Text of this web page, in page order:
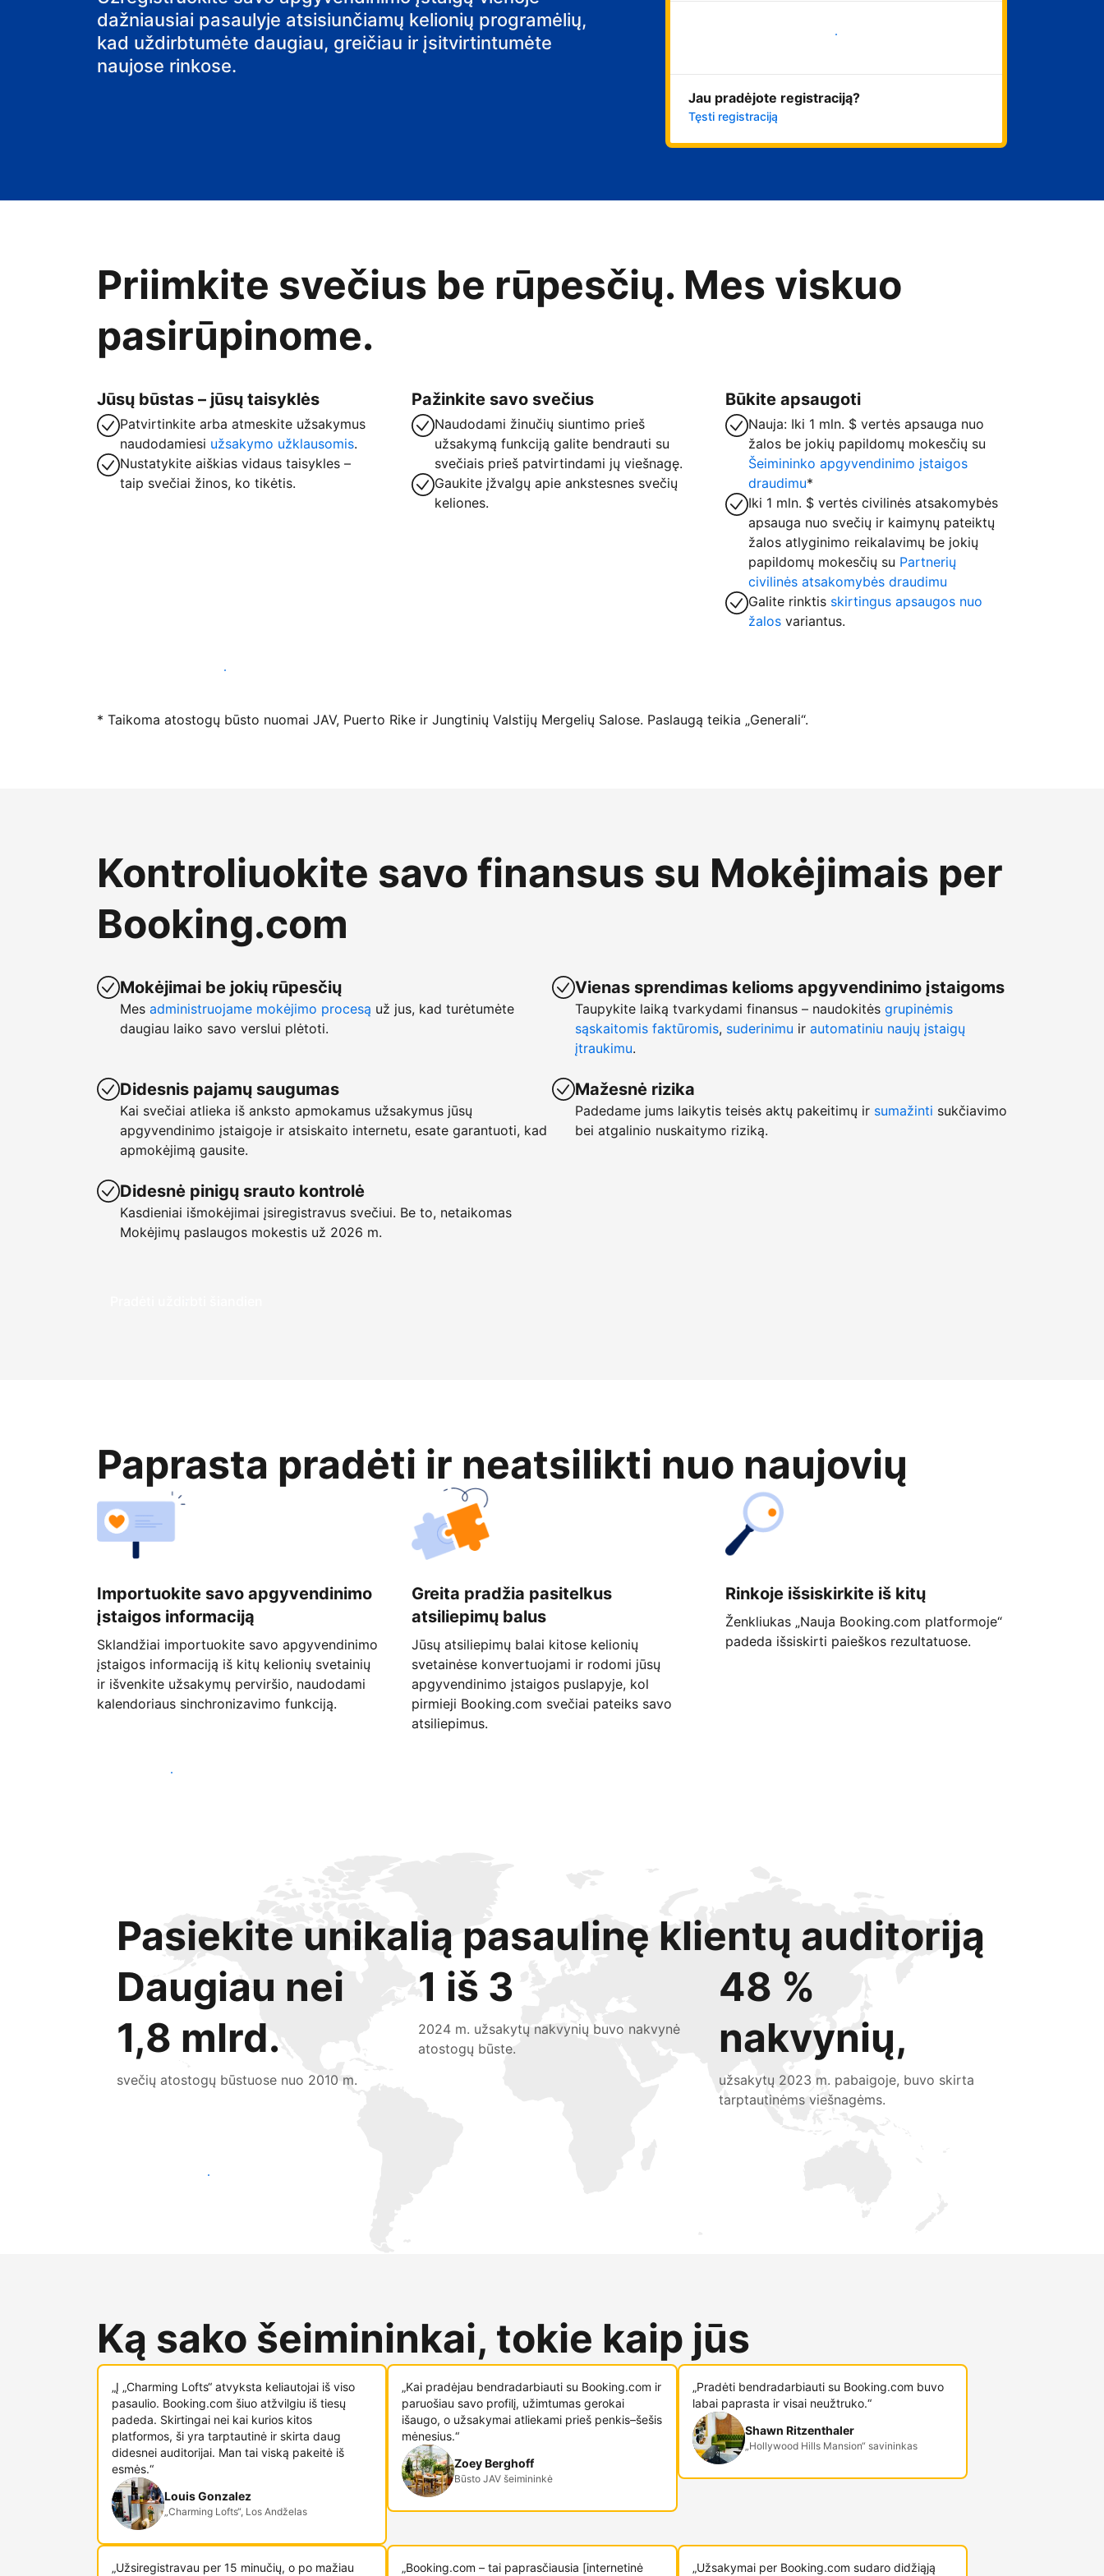
namus
dažniausiai pasaulyje atsisiunčiamų kelionių programėlių,
kad uždirbtumėte daugiau, greičiau ir įsitvirtintumėte
naujose rinkose.
Pradėti
Jau pradėjote registraciją?
Tęsti registraciją
Priimkite svečius be rūpesčių. Mes viskuo
pasirūpinome.
Jūsų būstas – jūsų taisyklės
Patvirtinkite arba atmeskite užsakymus
naudodamiesi užsakymo užklausomis.
Nustatykite aiškias vidaus taisykles –
taip svečiai žinos, ko tikėtis.
Pažinkite savo svečius
Naudodami žinučių siuntimo prieš
užsakymą funkciją galite bendrauti su
svečiais prieš patvirtindami jų viešnagę.
Gaukite įžvalgų apie ankstesnes svečių
keliones.
Būkite apsaugoti
Nauja: Iki 1 mln. $ vertės apsauga nuo
žalos be jokių papildomų mokesčių su
Šeimininko apgyvendinimo įstaigos
draudimu*
Iki 1 mln. $ vertės civilinės atsakomybės
apsauga nuo svečių ir kaimynų pateiktų
žalos atlyginimo reikalavimų be jokių
papildomų mokesčių su Partnerių
civilinės atsakomybės draudimu
Galite rinktis skirtingus apsaugos nuo
žalos variantus.
Registruotis mūsų platformoje dabar
* Taikoma atostogų būsto nuomai JAV, Puerto Rike ir Jungtinių Valstijų Mergelių Salose. Paslaugą teikia „Generali“.
Kontroliuokite savo finansus su Mokėjimais per
Booking.com
Mokėjimai be jokių rūpesčių
Mes administruojame mokėjimo procesą už jus, kad turėtumėte
daugiau laiko savo verslui plėtoti.
Didesnis pajamų saugumas
Kai svečiai atlieka iš anksto apmokamus užsakymus jūsų
apgyvendinimo įstaigoje ir atsiskaito internetu, esate garantuoti, kad
apmokėjimą gausite.
Didesnė pinigų srauto kontrolė
Kasdieniai išmokėjimai įsiregistravus svečiui. Be to, netaikomas
Mokėjimų paslaugos mokestis už 2026 m.
Vienas sprendimas kelioms apgyvendinimo įstaigoms
Taupykite laiką tvarkydami finansus – naudokitės grupinėmis
sąskaitomis faktūromis, suderinimu ir automatiniu naujų įstaigų
įtraukimu.
Mažesnė rizika
Padedame jums laikytis teisės aktų pakeitimų ir sumažinti sukčiavimo
bei atgalinio nuskaitymo riziką.
Pradėti uždirbti šiandien
Paprasta pradėti ir neatsilikti nuo naujovių
Importuokite savo apgyvendinimo
įstaigos informaciją
Sklandžiai importuokite savo apgyvendinimo
įstaigos informaciją iš kitų kelionių svetainių
ir išvenkite užsakymų perviršio, naudodami
kalendoriaus sinchronizavimo funkciją.
Greita pradžia pasitelkus
atsiliepimų balus
Jūsų atsiliepimų balai kitose kelionių
svetainėse konvertuojami ir rodomi jūsų
apgyvendinimo įstaigos puslapyje, kol
pirmieji Booking.com svečiai pateiks savo
atsiliepimus.
Rinkoje išsiskirkite iš kitų
Ženkliukas „Nauja Booking.com platformoje“
padeda išsiskirti paieškos rezultatuose.
Pradėti jau šiandien
Pasiekite unikalią pasaulinę klientų auditoriją
Daugiau nei
1,8 mlrd.
svečių atostogų būstuose nuo 2010 m.
1 iš 3
2024 m. užsakytų nakvynių buvo nakvynė
atostogų būste.
48 %
nakvynių,
užsakytų 2023 m. pabaigoje, buvo skirta
tarptautinėms viešnagėms.
Pritraukti naujų svečių šiandien
Ką sako šeimininkai, tokie kaip jūs
„Į „Charming Lofts“ atvyksta keliautojai iš viso
pasaulio. Booking.com šiuo atžvilgiu iš tiesų
padeda. Skirtingai nei kai kurios kitos
platformos, ši yra tarptautinė ir skirta daug
didesnei auditorijai. Man tai viską pakeitė iš
esmės.“
Louis Gonzalez
„Charming Lofts“, Los Andželas
„Kai pradėjau bendradarbiauti su Booking.com ir
paruošiau savo profilį, užimtumas gerokai
išaugo, o užsakymai atliekami prieš penkis–šešis
mėnesius.“
Zoey Berghoff
Būsto JAV šeimininkė
„Pradėti bendradarbiauti su Booking.com buvo
labai paprasta ir visai neužtruko.“
Shawn Ritzenthaler
„Hollywood Hills Mansion“ savininkas
„Užsiregistravau per 15 minučių, o po mažiau „Booking.com – tai paprasčiausia [internetinė „Užsakymai per Booking.com sudaro didžiąją